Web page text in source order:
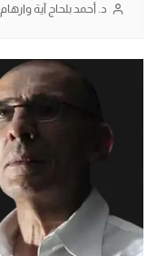
د. أحمد بلحاج آية وارهام